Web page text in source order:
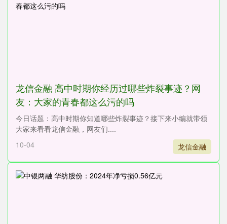
龙信金融 高中时期你经历过哪些炸裂事迹？网
友：大家的青春都这么污的吗
今日话题：高中时期你知道哪些炸裂事迹？接下来小编就带领
大家来看看龙信金融，网友们....
10-04
龙信金融